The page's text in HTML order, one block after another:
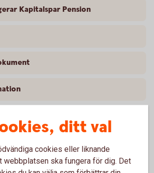
Kapitalspar Pension
i Kapitalspar Pension
ditt val
cookies eller liknande
webbplatsen ska fungera för dig. Det